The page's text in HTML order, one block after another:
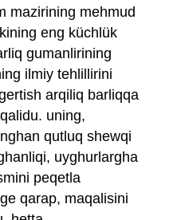
mazirining mehmud
eng küchlük
gumanlirining
ilmiy tehlillirini
arqiliq barliqqa
uning,
qutluq shewqi
uyghurlargha
peqetla
qarap, maqalisini